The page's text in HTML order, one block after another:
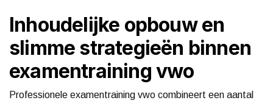
Inhoudelijke opbouw en
slimme strategieën binnen
examentraining vwo
Professionele examentraining vwo combineert een aantal